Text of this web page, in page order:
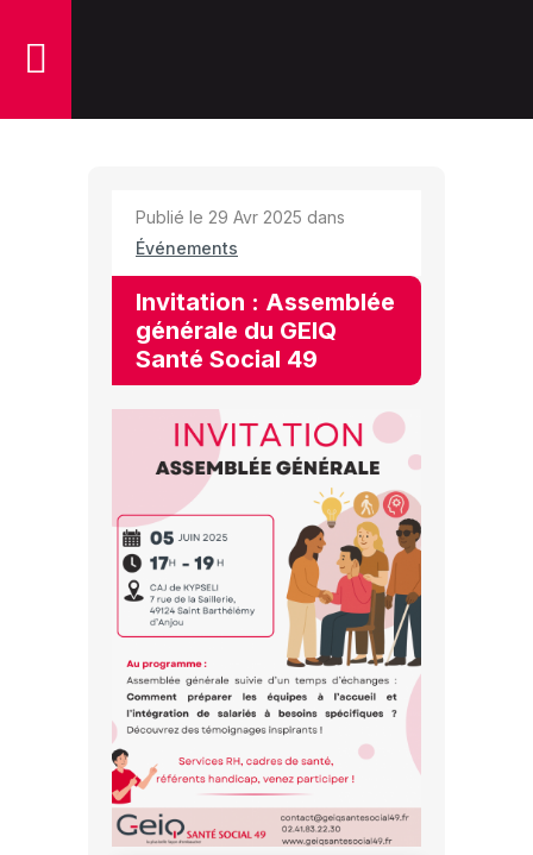
Publié le 29 Avr 2025 dans
Événements
Invitation : Assemblée
générale du GEIQ
Santé Social 49